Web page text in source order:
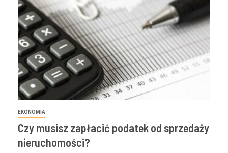
EKONOMIA
Czy musisz zapłacić podatek od sprzedaży
nieruchomości?